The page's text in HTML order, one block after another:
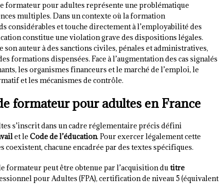
formateur pour adultes représente une problématique
multiples. Dans un contexte où la formation
considérables et touche directement à l’employabilité des
constitue une violation grave des dispositions légales.
auteur à des sanctions civiles, pénales et administratives,
formations dispensées. Face à l’augmentation des cas signalés
les organismes financeurs et le marché de l’emploi, le
et les mécanismes de contrôle.
formateur pour adultes en France
s’inscrit dans un cadre réglementaire précis défini
et le Code de l’éducation. Pour exercer légalement cette
coexistent, chacune encadrée par des textes spécifiques.
formateur peut être obtenue par l’acquisition dutitre
pour Adultes (FPA), certification de niveau 5 (équivalent